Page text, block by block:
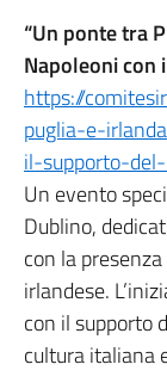
“Un ponte tra
Napoleoni con
https://
puglia-e-
il-supporto-
Un evento
Dublino,
con la
irlandese.
con il supporto
cultura italiana